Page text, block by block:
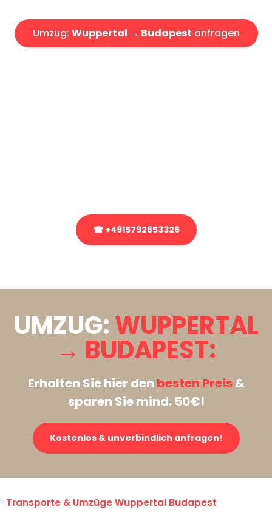
Umzug: Wuppertal → Budapest anfragen
☎ +4915792653326
UMZUG:WUPPERTAL
→ BUDAPEST:
Erhalten Sie hier den besten Preis&
sparen Sie mind. 50€!
Kostenlos & unverbindlich anfragen!
Transporte & Umzüge Wuppertal Budapest